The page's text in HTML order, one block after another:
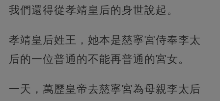
我們還得從孝靖皇后的身世說起。
孝靖皇后姓王，她本是慈寧宮侍奉李太
后的一位普通的不能再普通的宮女。
一天，萬歷皇帝去慈寧宮為母親李太后